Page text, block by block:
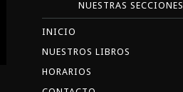
NUESTRAS SECCIONES
INICIO
NUESTROS LIBROS
HORARIOS